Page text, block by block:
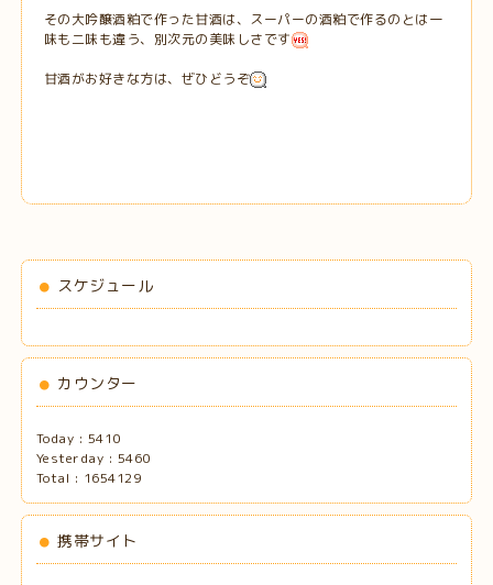
その大吟醸酒粕で作った甘酒は、スーパーの酒粕で作るのとは一
味も二味も違う、別次元の美味しさです
甘酒がお好きな方は、ぜひどうぞ
スケジュール
カウンター
Today : 5410
Yesterday : 5460
Total : 1654129
携帯サイト